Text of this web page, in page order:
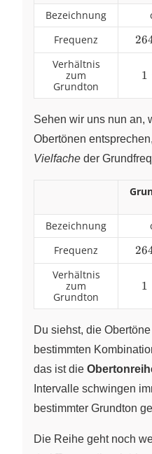
Bezeichnung
Frequenz
Verhältnis
zum
Grundton
1
1
Sehen wir uns nun an,
Obertönen
Vielfache der
Bezeichnung
Frequenz
Verhältnis
zum
Grundton
1
1
Du siehst, die
bestimmten
das ist die
Intervalle schwingen
bestimmter Grundton
Die Reihe geht noch